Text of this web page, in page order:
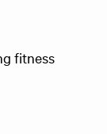
fitness